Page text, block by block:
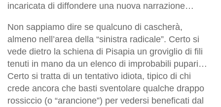
incaricata di diffondere una nuova narrazione…
Non sappiamo dire se qualcuno di cascherà,
almeno nell’area della “sinistra radicale”. Certo si
vede dietro la schiena di Pisapia un groviglio di fili
tenuti in mano da un elenco di improbabili pupari…
Certo si tratta di un tentativo idiota, tipico di chi
crede ancora che basti sventolare qualche drappo
rossiccio (o “arancione”) per vedersi beneficati dal